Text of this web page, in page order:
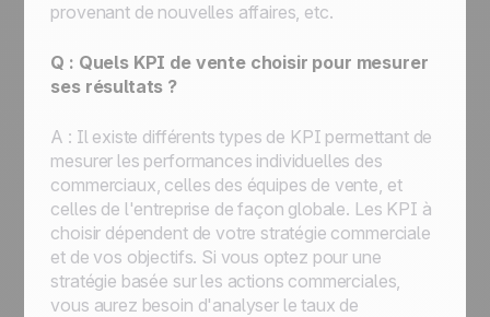
provenant de nouvelles affaires, etc.
Q : Quels KPI de vente choisir pour mesurer
ses résultats ?
A : Il existe différents types de KPI permettant de
mesurer les performances individuelles des
commerciaux, celles des équipes de vente, et
celles de l'entreprise de façon globale. Les KPI à
choisir dépendent de votre stratégie commerciale
et de vos objectifs. Si vous optez pour une
stratégie basée sur les actions commerciales,
vous aurez besoin d'analyser le taux de